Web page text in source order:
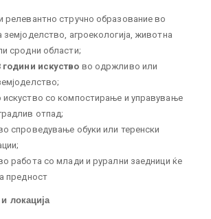
релевантно стручно образование во
земјоделство, агроекологија, животна
сродни области;
години искуство во одржливо или
искуство со компостирање и управување
отпад;
спроведување обуки или теренски
работа со млади и рурални заедници ќе
предност
локација